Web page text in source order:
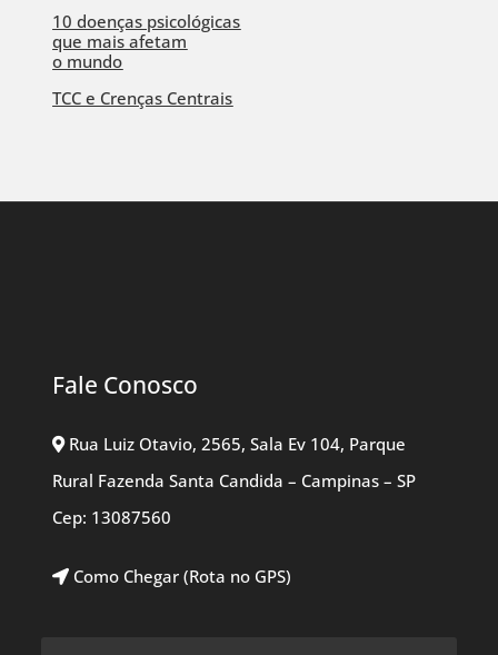
10 doenças psicológicas
que mais afetam
o mundo
TCC e Crenças Centrais
Fale Conosco
Rua Luiz Otavio, 2565, Sala Ev 104, Parque
Rural Fazenda Santa Candida – Campinas – SP
Cep: 13087560
Como Chegar (Rota no GPS)